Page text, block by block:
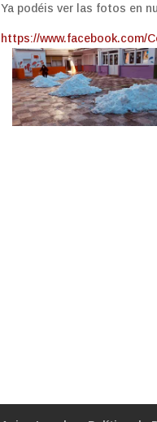
Ya podéis ver las fotos en
https://www.facebook.com/